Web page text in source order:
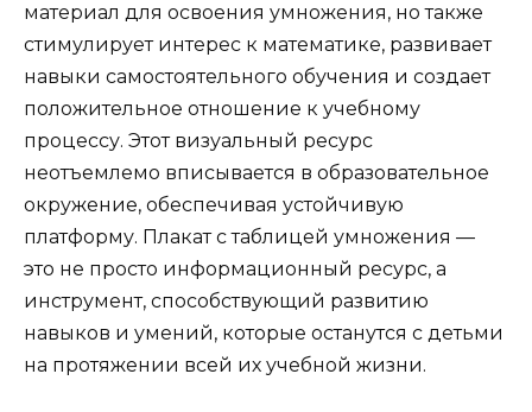
материал для освоения умножения, но также
стимулирует интерес к математике, развивает
навыки самостоятельного обучения и создает
положительное отношение к учебному
процессу. Этот визуальный ресурс
неотъемлемо вписывается в образовательное
окружение, обеспечивая устойчивую
платформу. Плакат с таблицей умножения —
это не просто информационный ресурс, а
инструмент, способствующий развитию
навыков и умений, которые останутся с детьми
на протяжении всей их учебной жизни.